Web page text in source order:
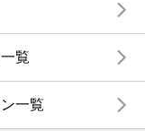
覧
一覧